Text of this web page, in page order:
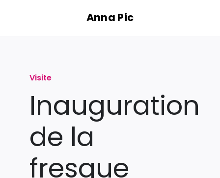
contenu
Anna Pic
Visite
Inauguration
de la
fresque